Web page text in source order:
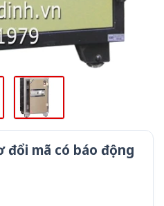
đổi mã có báo động